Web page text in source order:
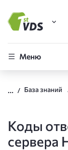
CLO
Меню
База знаний
Коды
сервера